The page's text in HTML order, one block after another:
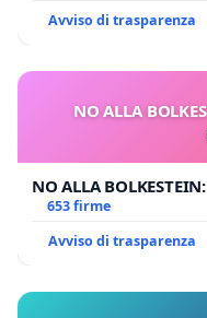
Avviso di trasparenza
NO ALLA
NO ALLA
653 firme
Avviso di trasparenza